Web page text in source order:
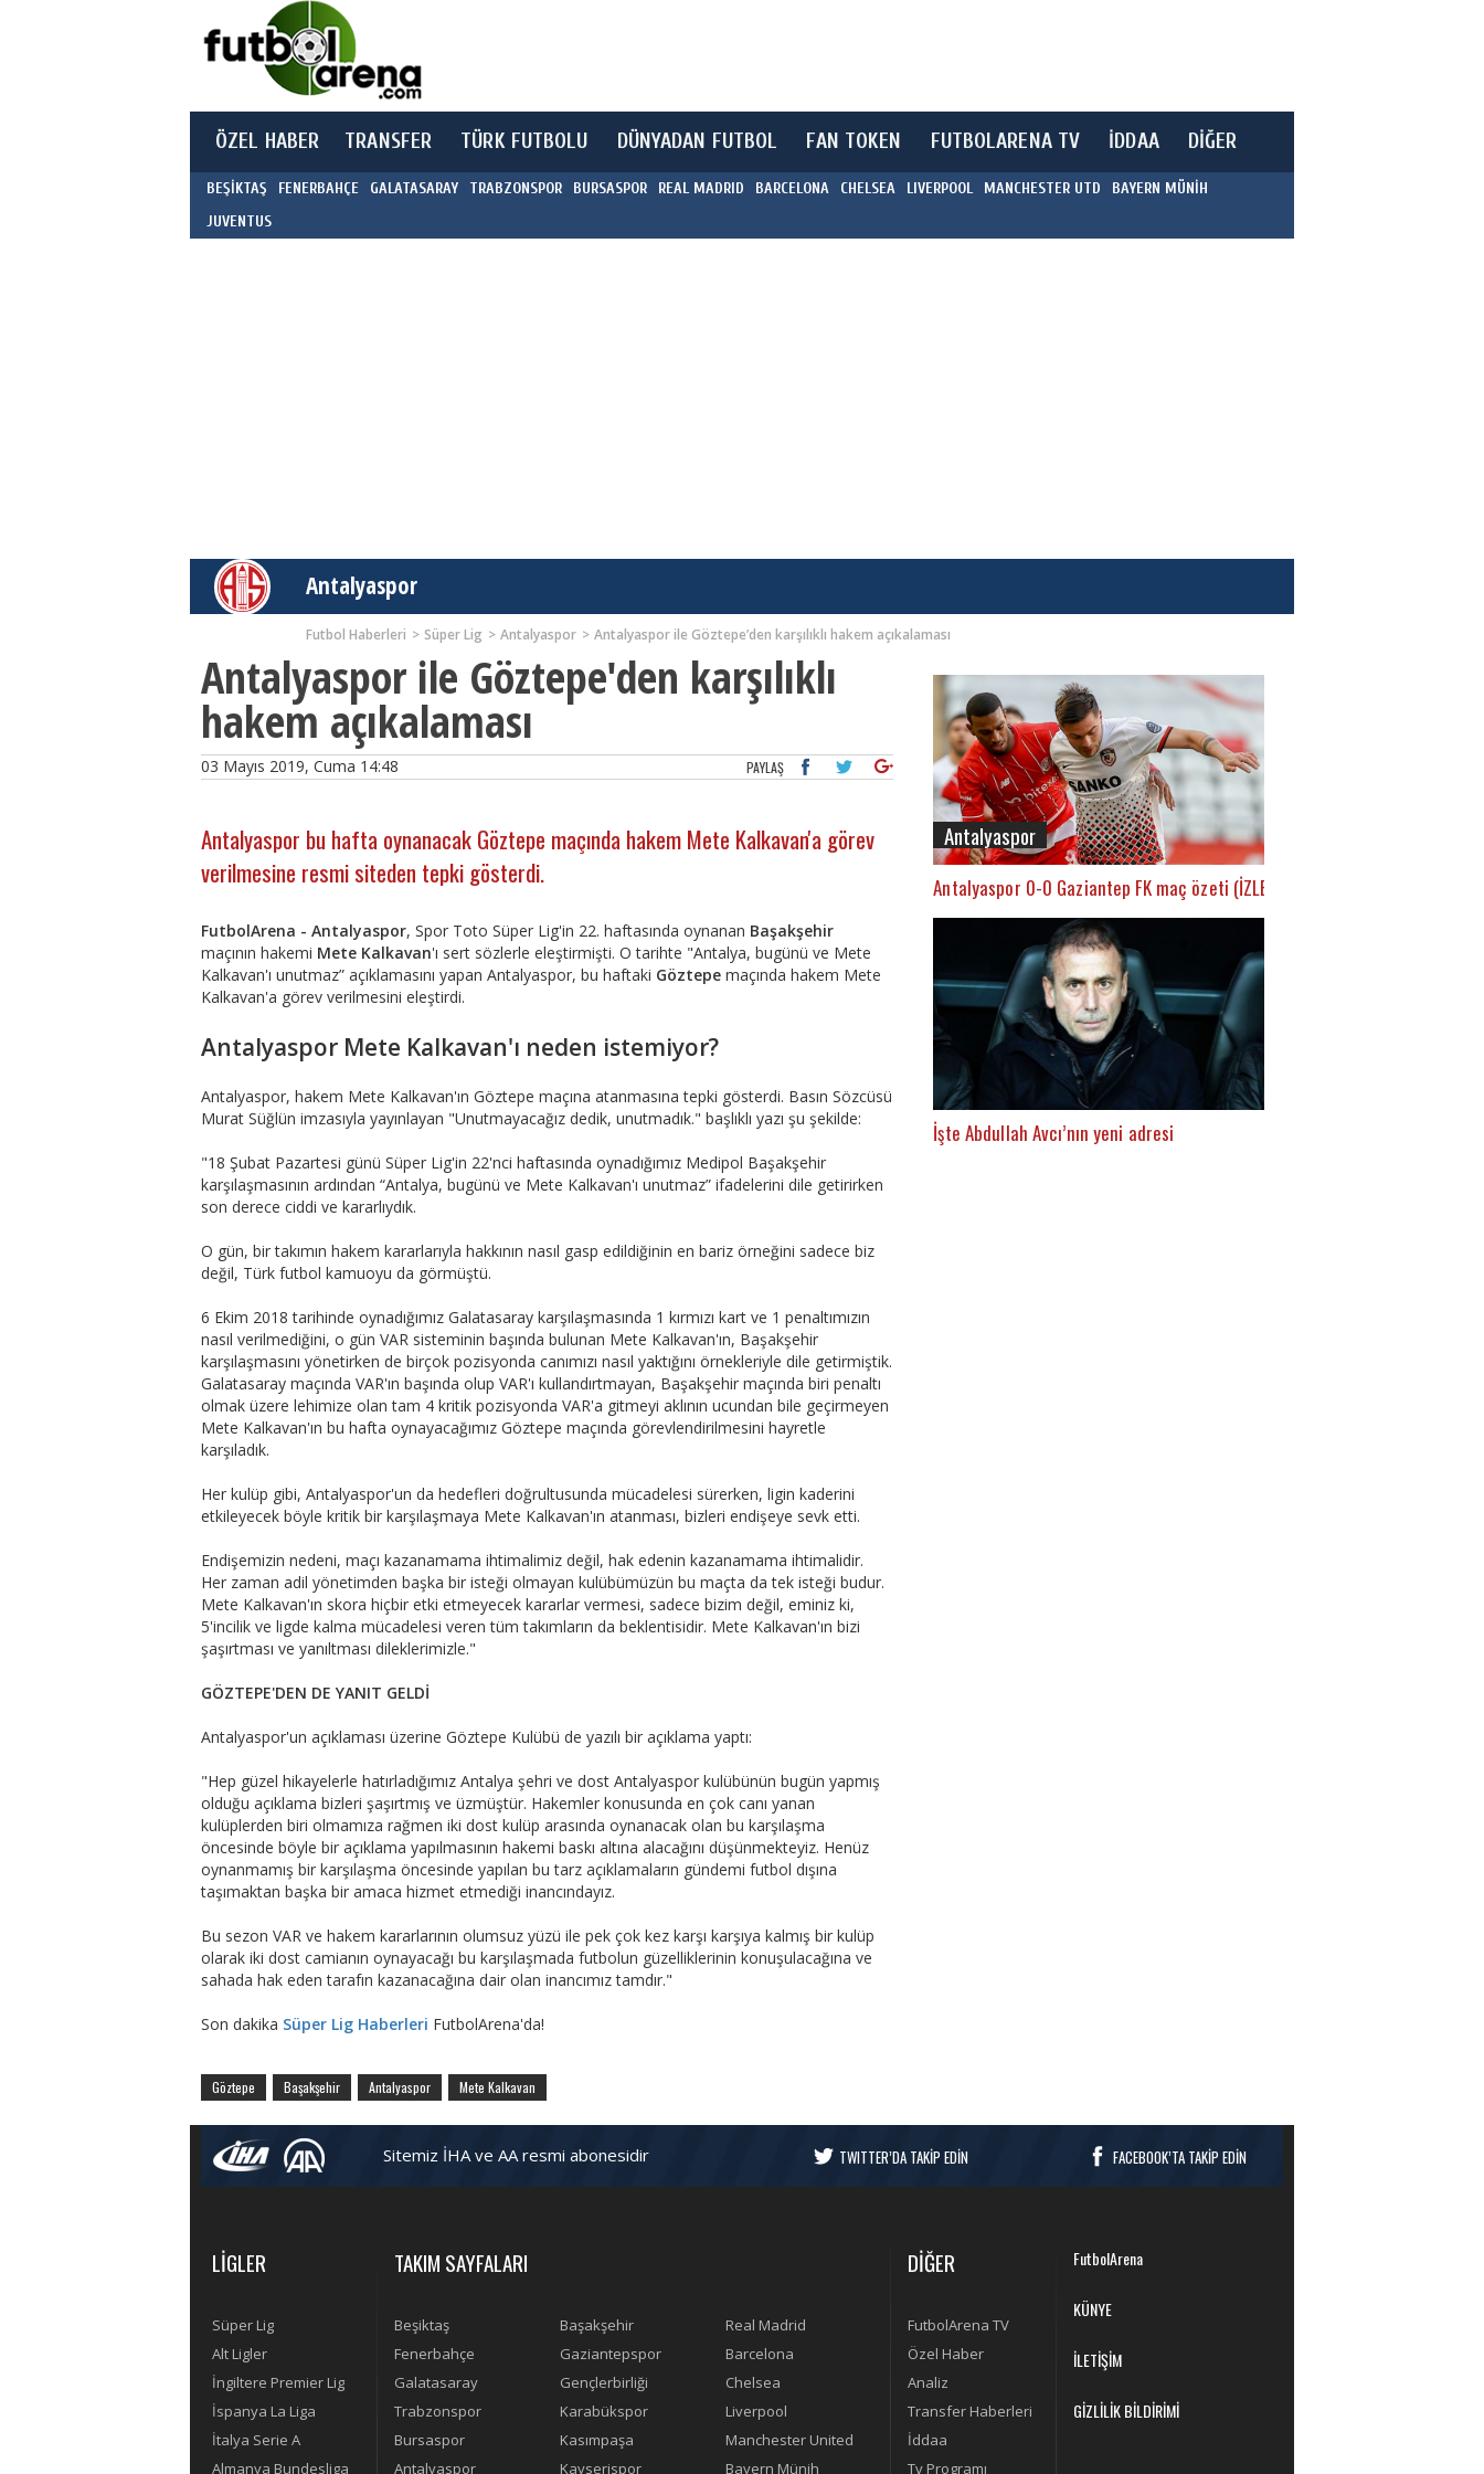
ÖZEL HABER TRANSFER TÜRK FUTBOLU DÜNYADAN FUTBOL FAN TOKEN FUTBOLARENA TV İDDAA DİĞER
BEŞİKTAŞ FENERBAHÇE GALATASARAY TRABZONSPOR BURSASPOR REAL MADRID BARCELONA CHELSEA LIVERPOOL MANCHESTER UTD
BAYERN MÜNİH
JUVENTUS
Antalyaspor
Futbol Haberleri Süper Lig Antalyaspor Antalyaspor ile Göztepe’den karşılıklı hakem açıkalaması
Antalyaspor ile Göztepe'den karşılıklı
hakem açıkalaması
03 Mayıs 2019, Cuma 14:48 PAYLAŞ
Antalyaspor bu hafta oynanacak Göztepe maçında hakem Mete Kalkavan'a görev
verilmesine resmi siteden tepki gösterdi.
FutbolArena - Antalyaspor, Spor Toto Süper Lig'in 22. haftasında oynanan Başakşehir
maçının hakemi Mete Kalkavan'ı sert sözlerle eleştirmişti. O tarihte "Antalya, bugünü ve Mete
Kalkavan'ı unutmaz” açıklamasını yapan Antalyaspor, bu haftaki Göztepe maçında hakem Mete
Kalkavan'a görev verilmesini eleştirdi.
Antalyaspor Mete Kalkavan'ı neden istemiyor?
Antalyaspor, hakem Mete Kalkavan'ın Göztepe maçına atanmasına tepki gösterdi. Basın Sözcüsü
Murat Süğlün imzasıyla yayınlayan "Unutmayacağız dedik, unutmadık." başlıklı yazı şu şekilde:
"18 Şubat Pazartesi günü Süper Lig'in 22'nci haftasında oynadığımız Medipol Başakşehir
karşılaşmasının ardından “Antalya, bugünü ve Mete Kalkavan'ı unutmaz” ifadelerini dile getirirken
son derece ciddi ve kararlıydık.
O gün, bir takımın hakem kararlarıyla hakkının nasıl gasp edildiğinin en bariz örneğini sadece biz
değil, Türk futbol kamuoyu da görmüştü.
6 Ekim 2018 tarihinde oynadığımız Galatasaray karşılaşmasında 1 kırmızı kart ve 1 penaltımızın
nasıl verilmediğini, o gün VAR sisteminin başında bulunan Mete Kalkavan'ın, Başakşehir
karşılaşmasını yönetirken de birçok pozisyonda canımızı nasıl yaktığını örnekleriyle dile getirmiştik.
Galatasaray maçında VAR'ın başında olup VAR'ı kullandırtmayan, Başakşehir maçında biri penaltı
olmak üzere lehimize olan tam 4 kritik pozisyonda VAR'a gitmeyi aklının ucundan bile geçirmeyen
Mete Kalkavan'ın bu hafta oynayacağımız Göztepe maçında görevlendirilmesini hayretle
karşıladık.
Her kulüp gibi, Antalyaspor'un da hedefleri doğrultusunda mücadelesi sürerken, ligin kaderini
etkileyecek böyle kritik bir karşılaşmaya Mete Kalkavan'ın atanması, bizleri endişeye sevk etti.
Endişemizin nedeni, maçı kazanamama ihtimalimiz değil, hak edenin kazanamama ihtimalidir.
Her zaman adil yönetimden başka bir isteği olmayan kulübümüzün bu maçta da tek isteği budur.
Mete Kalkavan'ın skora hiçbir etki etmeyecek kararlar vermesi, sadece bizim değil, eminiz ki,
5'incilik ve ligde kalma mücadelesi veren tüm takımların da beklentisidir. Mete Kalkavan'ın bizi
şaşırtması ve yanıltması dileklerimizle."
GÖZTEPE'DEN DE YANIT GELDİ
Antalyaspor'un açıklaması üzerine Göztepe Kulübü de yazılı bir açıklama yaptı:
"Hep güzel hikayelerle hatırladığımız Antalya şehri ve dost Antalyaspor kulübünün bugün yapmış
olduğu açıklama bizleri şaşırtmış ve üzmüştür. Hakemler konusunda en çok canı yanan
kulüplerden biri olmamıza rağmen iki dost kulüp arasında oynanacak olan bu karşılaşma
öncesinde böyle bir açıklama yapılmasının hakemi baskı altına alacağını düşünmekteyiz. Henüz
oynanmamış bir karşılaşma öncesinde yapılan bu tarz açıklamaların gündemi futbol dışına
taşımaktan başka bir amaca hizmet etmediği inancındayız.
Bu sezon VAR ve hakem kararlarının olumsuz yüzü ile pek çok kez karşı karşıya kalmış bir kulüp
olarak iki dost camianın oynayacağı bu karşılaşmada futbolun güzelliklerinin konuşulacağına ve
sahada hak eden tarafın kazanacağına dair olan inancımız tamdır."
Son dakika Süper Lig Haberleri FutbolArena'da!
Göztepe Başakşehir Antalyaspor Mete Kalkavan
Antalyaspor
Antalyaspor 0-0 Gaziantep FK maç özeti (İZLE)
İşte Abdullah Avcı’nın yeni adresi
Sitemiz İHA ve AA resmi abonesidir TWITTER’DA TAKİP EDİN FACEBOOK’TA TAKİP EDİN
LİGLER
Süper Lig
Alt Ligler
İngiltere Premier Lig
İspanya La Liga
İtalya Serie A
Almanya Bundesliga
TAKIM SAYFALARI
Beşiktaş Başakşehir
Real Madrid
Fenerbahçe
Gaziantepspor
Barcelona
Galatasaray
Gençlerbirliği
Chelsea
Trabzonspor
Karabükspor
Liverpool
Bursaspor
Kasımpaşa
Manchester United
Antalyaspor
Kayserispor Bayern Münih
DİĞER
FutbolArena TV
Özel Haber
Analiz
Transfer Haberleri
İddaa
Tv Programı
FutbolArena
KÜNYE
İLETİŞİM
GİZLİLİK BİLDİRİMİ